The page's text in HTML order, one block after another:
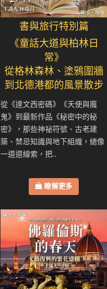
書與旅行特別篇
《童話大道與柏林日
常》
從格林森林、塗鴉圍牆
到北德港都的風景散步
從《達文西密碼》《天使與魔
鬼》到最新作品《秘密中的秘
密》，那些神祕符號、古老建
築、禁忌知識與地下組織，總像
一道道線索，把..
瞭解更多